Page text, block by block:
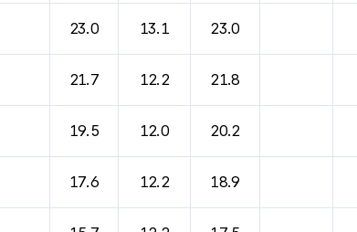
23.0 13.1 23.0
21.7 12.2 21.8
19.5 12.0 20.2
17.6 12.2 18.9